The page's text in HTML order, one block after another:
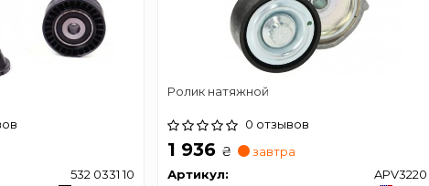
532 0331 10
Ролик натяжной
0 отзывов
1 936 ₴
завтра
Артикул:
APV3220